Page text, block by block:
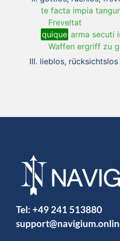
te facta impia
Freveltat
quique arma secuti
Waffen ergriff zu
lieblos, rücksichtslos
Tel: +49 241 513880